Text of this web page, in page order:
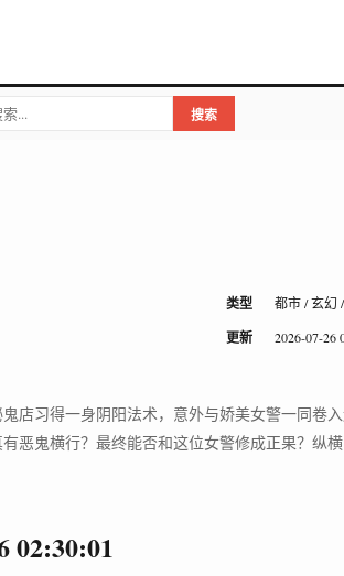
搜索
类型 都市 / 玄幻
更新 2026-07-26
店习得一身阴阳法术，意外与娇美女警一同卷
恶鬼横行？最终能否和这位女警修成正果？纵
02:30:01